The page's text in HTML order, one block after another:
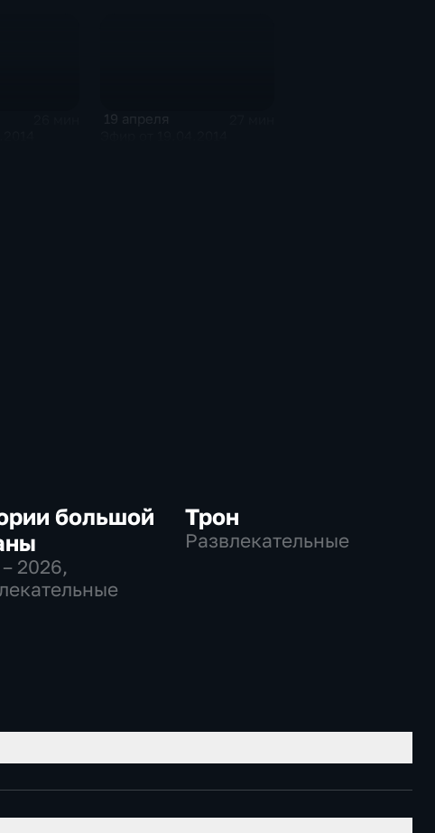
19 апреля
большой
2026,
Трон
Развлекательные